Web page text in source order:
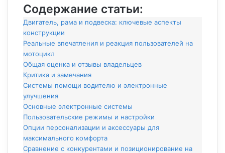
Содержание статьи:
Двигатель, рама и подвеска: ключевые аспекты
конструкции
Реальные впечатления и реакция пользователей на
мотоцикл
Общая оценка и отзывы владельцев
Критика и замечания
Системы помощи водителю и электронные
улучшения
Основные электронные системы
Пользовательские режимы и настройки
Опции персонализации и аксессуары для
максимального комфорта
Сравнение с конкурентами и позиционирование на